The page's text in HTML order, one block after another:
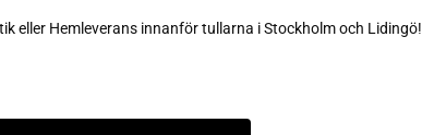
eller Hemleverans innanför tullarna i Stockholm och Lidingö!